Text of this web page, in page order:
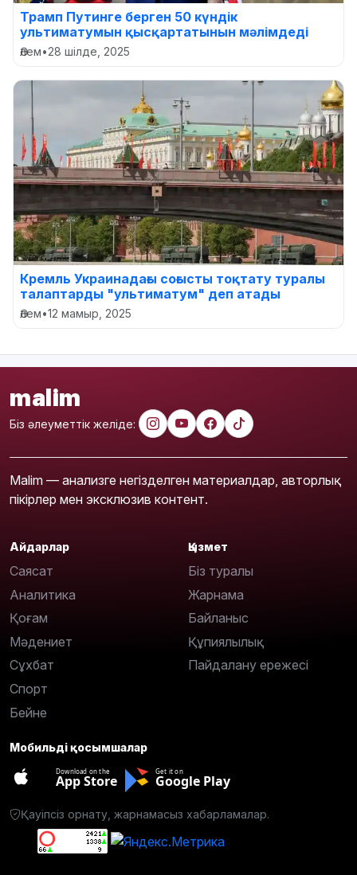
Трамп Путинге берген 50 күндік
ультиматумын қысқартатынын мәлімдеді
Әлем•28 шілде, 2025
Кремль Украинадағы соғысты тоқтату туралы
талаптарды "ультиматум" деп атады
Әлем•12 мамыр, 2025
malim
Біз әлеуметтік желіде:
Malim — анализге негізделген материалдар, авторлық
пікірлер мен эксклюзив контент.
Айдарлар
Саясат
Аналитика
Қоғам
Мәдениет
Сұхбат
Спорт
Бейне
Қызмет
Біз туралы
Жарнама
Байланыс
Құпиялылық
Пайдалану ережесі
Мобильді қосымшалар
Download on the
App Store
Get it on
Google Play
Қауіпсіз орнату, жарнамасыз хабарламалар.